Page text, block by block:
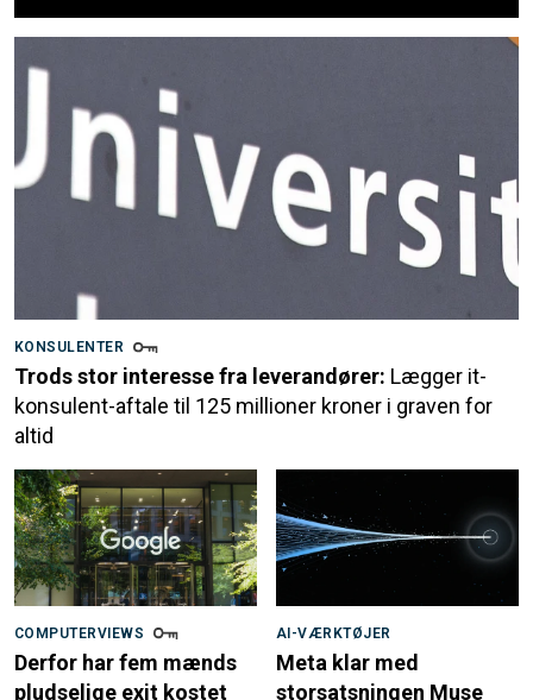
KONSULENTER
Trods stor interesse fra leverandører: Lægger it-
konsulent-aftale til 125 millioner kroner i graven for
altid
COMPUTERVIEWS
Derfor har fem mænds
pludselige exit kostet
AI-VÆRKTØJER
Meta klar med
storsatsningen Muse